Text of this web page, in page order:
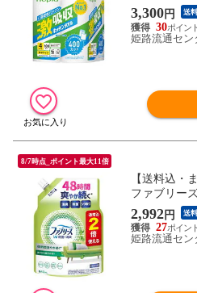
ット キッチ
3,300円 送
30
姫路流通セン
8/7時点_ポイント最大11倍
【送料込・
ファブリー
香り つめか
2,992円 送
27
姫路流通セン